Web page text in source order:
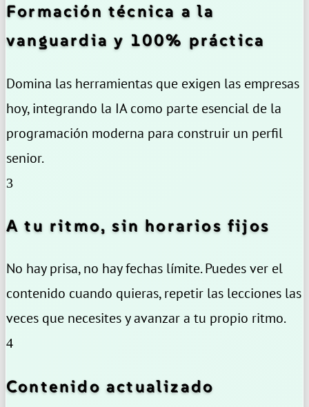
Formación técnica a la
vanguardia y 100% práctica
Domina las herramientas que exigen las empresas
hoy, integrando la IA como parte esencial de la
programación moderna para construir un perfil
senior.
3
A tu ritmo, sin horarios fijos
No hay prisa, no hay fechas límite. Puedes ver el
contenido cuando quieras, repetir las lecciones las
veces que necesites y avanzar a tu propio ritmo.
4
Contenido actualizado